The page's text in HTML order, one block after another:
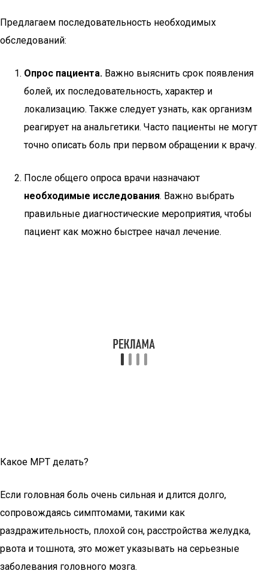
Предлагаем последовательность необходимых
обследований:
Опрос пациента. Важно выяснить срок появления
болей, их последовательность, характер и
локализацию. Также следует узнать, как организм
реагирует на анальгетики. Часто пациенты не могут
точно описать боль при первом обращении к врачу.
После общего опроса врачи назначают
необходимые исследования. Важно выбрать
правильные диагностические мероприятия, чтобы
пациент как можно быстрее начал лечение.
Какое МРТ делать?
Если головная боль очень сильная и длится долго,
сопровождаясь симптомами, такими как
раздражительность, плохой сон, расстройства желудка,
рвота и тошнота, это может указывать на серьезные
заболевания головного мозга.